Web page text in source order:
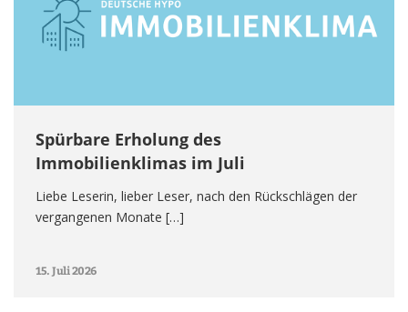
Spürbare Erholung des
Immobilienklimas im Juli
Liebe Leserin, lieber Leser, nach den Rückschlägen der
vergangenen Monate […]
15. Juli 2026